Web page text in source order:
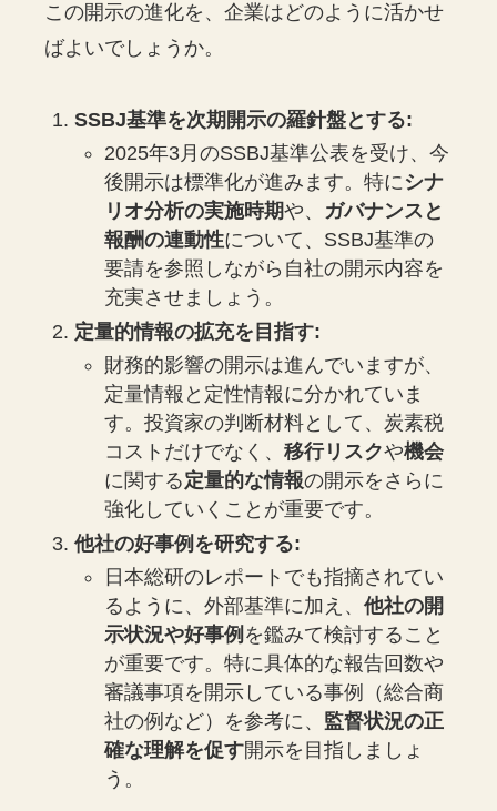
この開示の進化を、企業はどのように活かせ
ばよいでしょうか。
SSBJ基準を次期開示の羅針盤とする:
2025年3月のSSBJ基準公表を受け、今
後開示は標準化が進みます。特にシナ
リオ分析の実施時期や、 ガバナンスと
報酬の連動性について、SSBJ基準の
要請を参照しながら自社の開示内容を
充実させましょう。
定量的情報の拡充を目指す:
財務的影響の開示は進んでいますが、
定量情報と定性情報に分かれていま
す。投資家の判断材料として、炭素税
コストだけでなく、移行リスクや機会
に関する定量的な情報の開示をさらに
強化していくことが重要です。
他社の好事例を研究する:
日本総研のレポートでも指摘されてい
るように、外部基準に加え、他社の開
示状況や好事例 を鑑みて検討すること
が重要です。特に具体的な報告回数や
審議事項を開示している事例（総合商
社の例など）を参考に、 監督状況の正
確な理解を促す開示を目指しましょ
う。